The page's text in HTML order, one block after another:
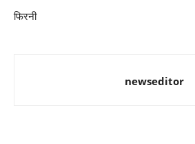
फिरनी
newseditor